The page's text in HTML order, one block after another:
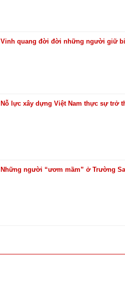
Vinh quang đời đời những người giữ
Nỗ lực xây dựng Việt Nam thực sự trở
Những người “ươm mầm” ở Trường Sa